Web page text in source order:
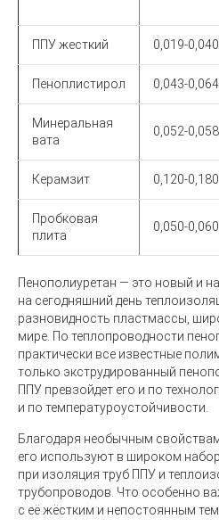
ППУ жесткий 0,019-0,040
Пеноплистирол 0,043-0,064
Минеральная
вата
0,052-0,058
Керамзит 0,120-0,180
Пробковая
плита
0,050-0,060
Пенополиуретан — это новый и
на сегодняшний день
разновидность пластмассы,
мире. По теплопроводности
практически все известные
только экструдированный
ППУ превзойдет его и по
и по температуроустойчивости.
Благодаря необычным
его используют в широком
при изоляция труб ППУ и
трубопроводов. Что особенно
с её жёстким и непостоянным